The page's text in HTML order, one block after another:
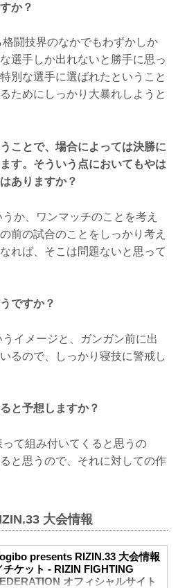
か？
闘技界のなかでもわずかしか
選手しか出れないと勝手に思っ
別な選手に選ばれたということ
ためにしっかり大暴れしようと
ことで、場合によっては決勝に
す。そういう点においてもやは
ありますか？
か、ワンマッチのことを考え
前の試合のことをしっかり考え
れば、そこは問題ないと思って
ですか？
イメージと、ガンガン前に出
るので、しっかり寝技に警戒し
と予想しますか？
て組み付いてくると思うの
と思うので、それに対しての作
大会情報
presents RIZIN.33 大会情報
チケット - RIZIN FIGHTING
オフィシャルサイト